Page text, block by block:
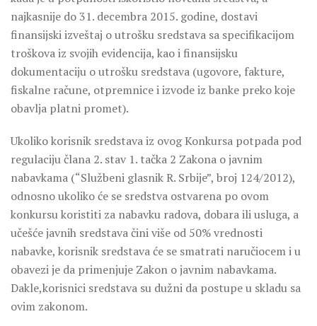
najkasnije do 31. decembra 2015. godine, dostavi
finansijski izveštaj o utrošku sredstava sa specifikacijom
troškova iz svojih evidencija, kao i finansijsku
dokumentaciju o utrošku sredstava (ugovore, fakture,
fiskalne račune, otpremnice i izvode iz banke preko koje
obavlja platni promet).
Ukoliko korisnik sredstava iz ovog Konkursa potpada pod
regulaciju člana 2. stav 1. tačka 2 Zakona o javnim
nabavkama (“Službeni glasnik R. Srbije”, broj 124/2012),
odnosno ukoliko će se sredstva ostvarena po ovom
konkursu koristiti za nabavku radova, dobara ili usluga, a
učešće javnih sredstava čini više od 50% vrednosti
nabavke, korisnik sredstava će se smatrati naručiocem i u
obavezi je da primenjuje Zakon o javnim nabavkama.
Dakle,korisnici sredstava su dužni da postupe u skladu sa
ovim zakonom.